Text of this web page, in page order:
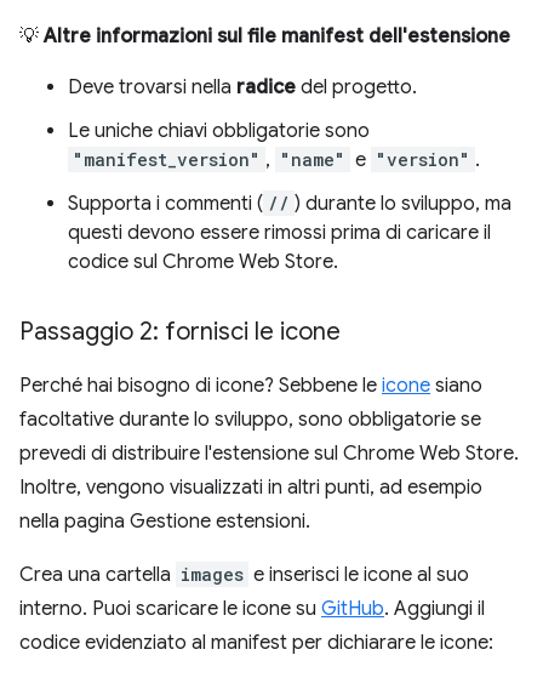
💡Altre informazioni sul file manifest dell'estensione
Deve trovarsi nella radice del progetto.
Le uniche chiavi obbligatorie sono
"manifest_version" , "name" e "version" .
Supporta i commenti ( // ) durante lo sviluppo, ma
questi devono essere rimossi prima di caricare il
codice sul Chrome Web Store.
Passaggio 2: fornisci le icone
Perché hai bisogno di icone? Sebbene le icone siano
facoltative durante lo sviluppo, sono obbligatorie se
prevedi di distribuire l'estensione sul Chrome Web Store.
Inoltre, vengono visualizzati in altri punti, ad esempio
nella pagina Gestione estensioni.
Crea una cartella images e inserisci le icone al suo
interno. Puoi scaricare le icone su GitHub. Aggiungi il
codice evidenziato al manifest per dichiarare le icone: